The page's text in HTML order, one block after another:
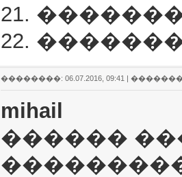
21.
22.
��������: 06.07.2016, 09:41 |
mihail
������